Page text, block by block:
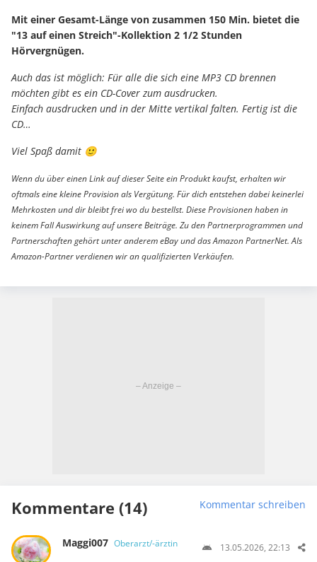
Mit einer Gesamt-Länge von zusammen 150 Min. bietet die
"13 auf einen Streich"-Kollektion 2 1/2 Stunden
Hörvergnügen.
Auch das ist möglich: Für alle die sich eine MP3 CD brennen
möchten gibt es ein CD-Cover zum ausdrucken.
Einfach ausdrucken und in der Mitte vertikal falten. Fertig ist die
CD…
Viel Spaß damit 🙂
Wenn du über einen Link auf dieser Seite ein Produkt kaufst, erhalten wir
oftmals eine kleine Provision als Vergütung. Für dich entstehen dabei keinerlei
Mehrkosten und dir bleibt frei wo du bestellst. Diese Provisionen haben in
keinem Fall Auswirkung auf unsere Beiträge. Zu den Partnerprogrammen und
Partnerschaften gehört unter anderem eBay und das Amazon PartnerNet. Als
Amazon-Partner verdienen wir an qualifizierten Verkäufen.
Kommentare (14) Kommentar schreiben
Maggi007 Oberarzt/-ärztin 13.05.2026, 22:13